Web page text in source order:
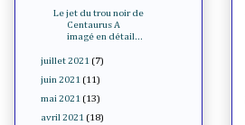
Le jet du trou noir de
Centaurus A
imagé en détail...
juillet 2021 (7)
juin 2021 (11)
mai 2021 (13)
avril 2021 (18)